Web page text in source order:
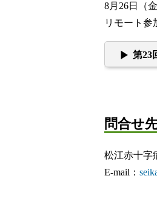
8月26日（
リモート参
第23
問合せ
松江赤十
E-mail：